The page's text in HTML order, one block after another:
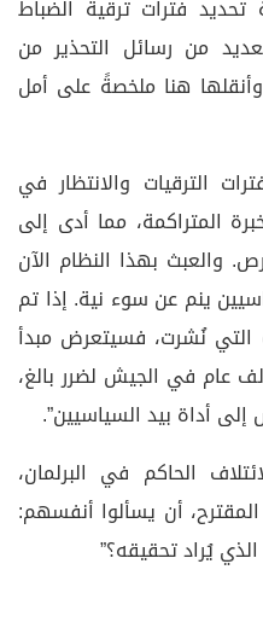
فترات ترقية الضباط
من رسائل التحذير من
هنا ملخصةً على أمل
الترقيات والانتظار في
المتراكمة، مما أدى إلى
والعبث بهذا النظام الآن
ينم عن سوء نية. إذا تم
التي نُشرت، فسيتعرض مبدأ
عام في الجيش لضرر بالغ،
أداة بيد السياسيين”.
الحاكم في البرلمان،
أن يسألوا أنفسهم:
يُراد تحقيقه؟”